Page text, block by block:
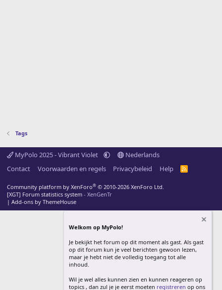
Tags
MyPolo 2025 - Vibrant Violet
Nederlands
Contact
Voorwaarden en regels Privacybeleid Help
R
Community platform by XenForo® © 2010-2026 XenForo Ltd.
[XGT] Forum statistics system - XenGenTr
| Add-ons by ThemeHouse
Welkom op MyPolo!
Je bekijkt het forum op dit moment als gast. Als gast
op dit forum kun je veel berichten gewoon lezen,
maar je hebt niet de volledig toegang tot alle
inhoud.
Wil je wel alles kunnen zien en kunnen reageren op
topics , dan zul je je eerst moeten registreren op ons